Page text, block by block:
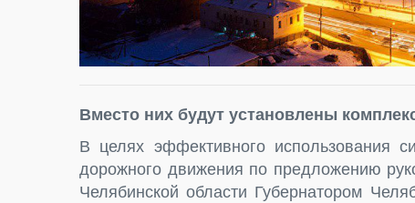
Вместо них будут установлены
В целях эффективного использования
дорожного движения по предложению
Челябинской области Губернатором